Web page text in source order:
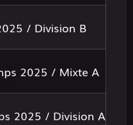
/ Division B
2025 / Mixte A
2025 / Division A